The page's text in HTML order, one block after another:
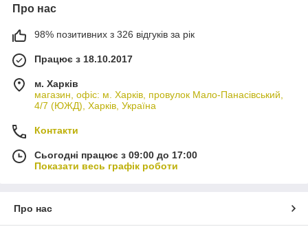
Про нас
98% позитивних з 326 відгуків за рік
Працює з 18.10.2017
м. Харків
магазин, офіс: м. Харків, провулок Мало-Панасівський,
4/7 (ЮЖД), Харків, Україна
Контакти
Сьогодні працює з 09:00 до 17:00
Показати весь графік роботи
Про нас